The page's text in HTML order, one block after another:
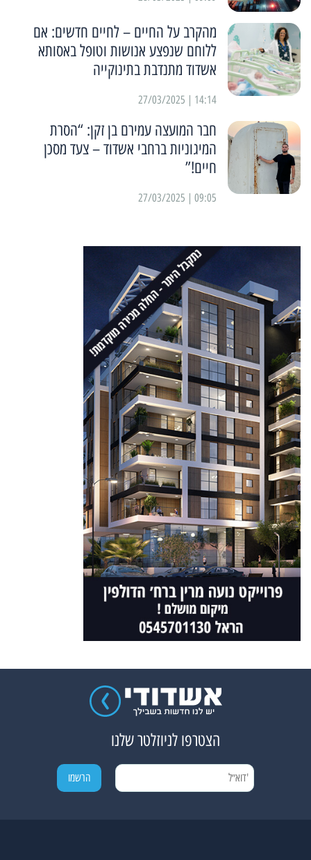
מהקרב על החיים – לחיים חדשים: אם
ללוחם שנפצע אנושות וטופל באסותא
אשדוד מתנדבת בתינוקייה
14:14 | 27/03/2025
חבר המועצה עמירם בן זקן: “הסרת
המיגוניות ברחבי אשדוד – צעד מסכן
חיים!”
09:05 | 27/03/2025
הצטרפו לניוזלטר שלנו